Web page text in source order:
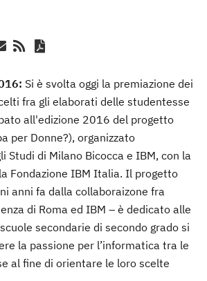
Si è svolta oggi la premiazione dei
fra gli elaborati delle studentesse
all'edizione 2016 del progetto
per Donne?), organizzato
Studi di Milano Bicocca e IBM, con la
Fondazione IBM Italia. Il progetto
anni fa dalla collaboraizone fra
di Roma ed IBM – è dedicato alle
secondarie di secondo grado si
la passione per l’informatica tra le
al fine di orientare le loro scelte